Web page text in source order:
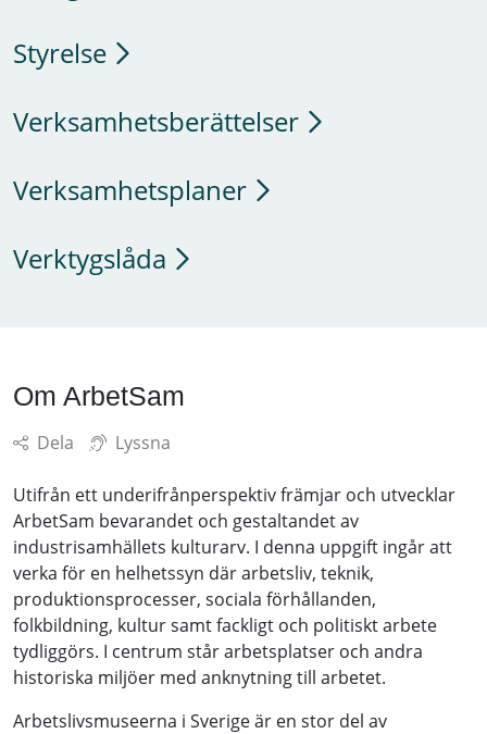
Styrelse
Verksamhetsberättelser
Verksamhetsplaner
Verktygslåda
Om ArbetSam
Dela Lyssna
Utifrån ett underifrånperspektiv främjar och utvecklar
ArbetSam bevarandet och gestaltandet av
industrisamhällets kulturarv. I denna uppgift ingår att
verka för en helhetssyn där arbetsliv, teknik,
produktionsprocesser, sociala förhållanden,
folkbildning, kultur samt fackligt och politiskt arbete
tydliggörs. I centrum står arbetsplatser och andra
historiska miljöer med anknytning till arbetet.
Arbetslivsmuseerna i Sverige är en stor del av